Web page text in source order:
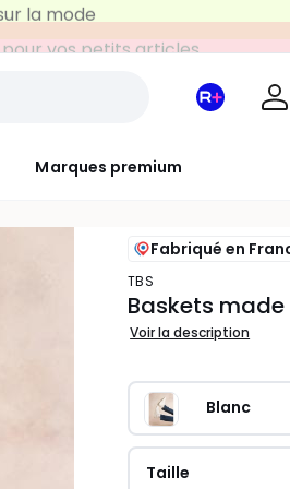
pour vos petits articles
Marques premium
Mon
Fabriqué en
TBS
Baskets made
Voir la description
Blanc
Taille